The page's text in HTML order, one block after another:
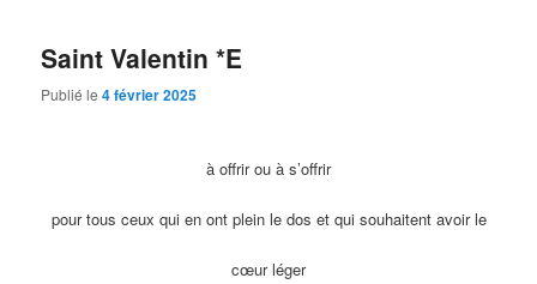
Saint Valentin *E
Publié le4 février 2025
à offrir ou à s’offrir
pour tous ceux qui en ont plein le dos et qui souhaitent avoir le
cœur léger